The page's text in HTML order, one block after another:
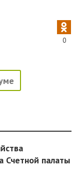
0
Счетной палаты